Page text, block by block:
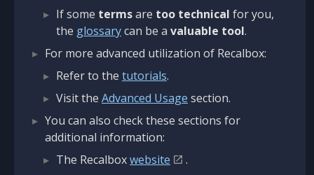
If some termsare too technical for you,
the glossarycan be a valuable tool.
For more advanced utilization of Recalbox:
Refer to the tutorials.
Visit the Advanced Usage section.
You can also check these sections for
additional information:
The Recalboxwebsite
.